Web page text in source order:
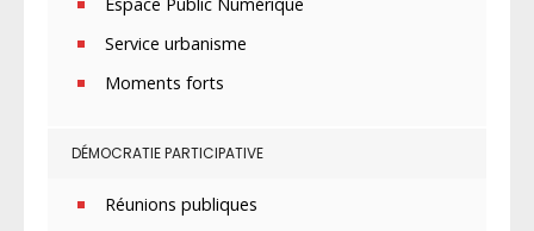
Service urbanisme
Moments forts
DÉMOCRATIE PARTICIPATIVE
Réunions publiques